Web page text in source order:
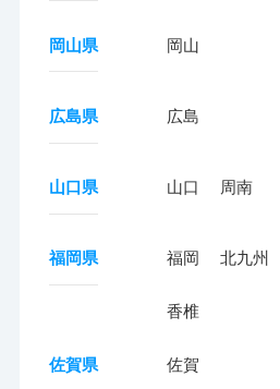
岡山県 岡山
広島県 広島
山口県 山口 周南
福岡県 福岡 北九州
香椎
佐賀県 佐賀